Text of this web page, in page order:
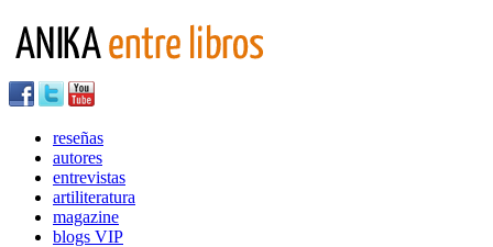
reseñas
autores
entrevistas
artiliteratura
magazine
blogs VIP